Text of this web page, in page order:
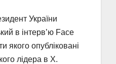
України
в інтерв’ю Face
якого опубліковані
лідера в X.